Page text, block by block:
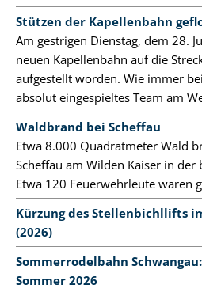
Stützen der Kapellenbahn
Am gestrigen Dienstag, dem 28.
neuen Kapellenbahn auf die
aufgestellt worden. Wie immer
absolut eingespieltes Team am
Waldbrand bei Scheffau
Etwa 8.000 Quadratmeter Wald
Scheffau am Wilden Kaiser in der
Etwa 120 Feuerwehrleute waren
Kürzung des Stellenbichllifts
(2026)
Sommerrodelbahn
Sommer 2026